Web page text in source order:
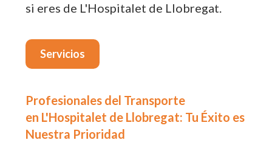
si eres de L'Hospitalet de Llobregat.
Servicios
Profesionales del Transporte
en L'Hospitalet de Llobregat: Tu Éxito es
Nuestra Prioridad